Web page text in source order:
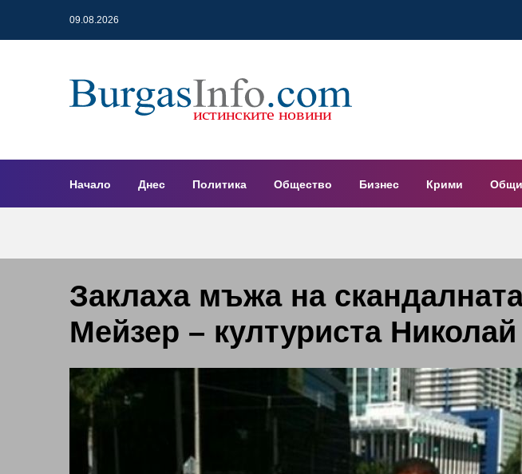
09.08.2026
Начало Днес Политика Общество Бизнес Крими
Заклаха мъжа на
Мейзер – културиста